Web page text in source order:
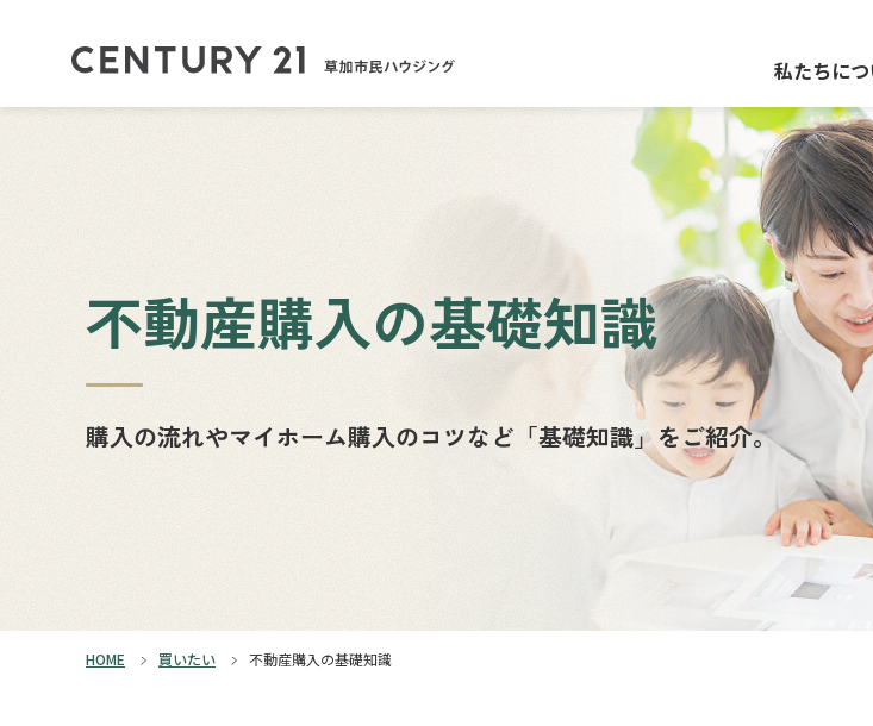
私たちに
不動産購入の基礎知識
購入の流れやマイホーム購入のコツなど「基礎知識」をご紹介。
HOME 買いたい 不動産購入の基礎知識